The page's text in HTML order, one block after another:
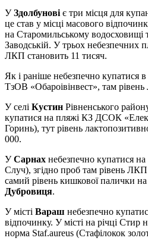
УЗдолбунові є три місця для
це став у місці масового
на Старомильському водосховищі
Заводській. У трьох небезпечних
ЛКП становить 11 тисяч.
Як і раніше небезпечно купатися в
ТзОВ «Обароівінвест», там
У селі Кустин Рівненського
купатися на пляжі КЗ ДСОК
Горинь), тут рівень
000.
УСарнах небезпечно купатися на
Случ), згідно проб там рівень
самий рівень кишкової палички на
Дубровиця.
У місті Вараш небезпечно
відпочинку. У місті на річці Стир
норма Staf.aureus (Стафілокок